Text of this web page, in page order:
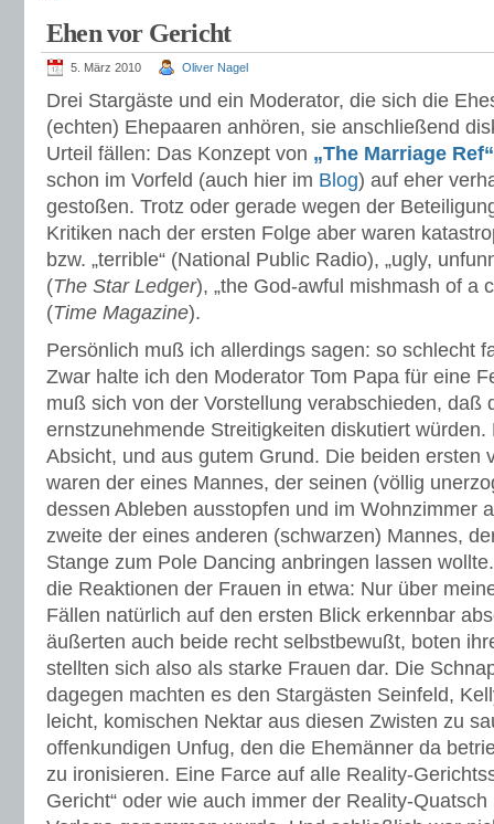
Ehen vor Gericht
5. März 2010 Oliver Nagel
Drei Stargäste und ein Moderator, die sich die
(echten) Ehepaaren anhören, sie anschließend
Urteil fällen: Das Konzept von „The Marriage Ref“
schon im Vorfeld (auch hier im Blog) auf eher
gestoßen. Trotz oder gerade wegen der
Kritiken nach der ersten Folge aber waren
bzw. „terrible“ (National Public Radio), „ugly,
(The Star Ledger), „the God-awful mishmash of a
(Time Magazine).
Persönlich muß ich allerdings sagen: so schlecht
Zwar halte ich den Moderator Tom Papa für eine
muß sich von der Vorstellung verabschieden, daß
ernstzunehmende Streitigkeiten diskutiert
Absicht, und aus gutem Grund. Die beiden ersten
waren der eines Mannes, der seinen (völlig
dessen Ableben ausstopfen und im Wohnzimmer
zweite der eines anderen (schwarzen) Mannes,
Stange zum Pole Dancing anbringen lassen
die Reaktionen der Frauen in etwa: Nur über
Fällen natürlich auf den ersten Blick erkennbar
äußerten auch beide recht selbstbewußt, boten
stellten sich also als starke Frauen dar. Die
dagegen machten es den Stargästen Seinfeld,
leicht, komischen Nektar aus diesen Zwisten zu
offenkundigen Unfug, den die Ehemänner da
zu ironisieren. Eine Farce auf alle Reality-
Gericht“ oder wie auch immer der Reality-